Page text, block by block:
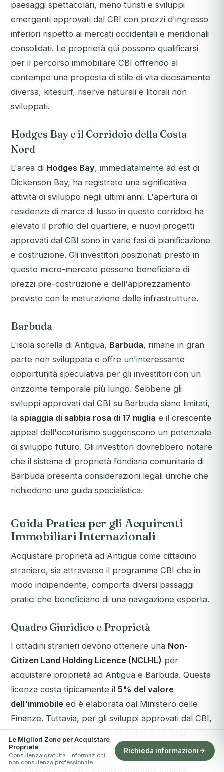
paesaggi spettacolari, meno turisti e sviluppi
emergenti approvati dal CBI con prezzi d'ingresso
inferiori rispetto ai mercati occidentali e meridionali
consolidati. Le proprietà qui possono qualificarsi
per il percorso immobiliare CBI offrendo al
contempo una proposta di stile di vita decisamente
diversa, kitesurf, riserve naturali e litorali non
sviluppati.
Hodges Bay e il Corridoio della Costa
Nord
L'area di Hodges Bay, immediatamente ad est di
Dickenson Bay, ha registrato una significativa
attività di sviluppo negli ultimi anni. L'apertura di
residenze di marca di lusso in questo corridoio ha
elevato il profilo del quartiere, e nuovi progetti
approvati dal CBI sono in varie fasi di pianificazione
e costruzione. Gli investitori posizionati presto in
questo micro-mercato possono beneficiare di
prezzi pre-costruzione e dell'apprezzamento
previsto con la maturazione delle infrastrutture.
Barbuda
L'isola sorella di Antigua, Barbuda, rimane in gran
parte non sviluppata e offre un'interessante
opportunità speculativa per gli investitori con un
orizzonte temporale più lungo. Sebbene gli
sviluppi approvati dal CBI su Barbuda siano limitati,
la spiaggia di sabbia rosa di 17 miglia e il crescente
appeal dell'ecoturismo suggeriscono un potenziale
di sviluppo futuro. Gli investitori dovrebbero notare
che il sistema di proprietà fondiaria comunitaria di
Barbuda presenta considerazioni legali uniche che
richiedono una guida specialistica.
Guida Pratica per gli Acquirenti
Immobiliari Internazionali
Acquistare proprietà ad Antigua come cittadino
straniero, sia attraverso il programma CBI che in
modo indipendente, comporta diversi passaggi
pratici che beneficiano di una navigazione esperta.
Quadro Giuridico e Proprietà
I cittadini stranieri devono ottenere una Non-
Citizen Land Holding Licence (NCLHL) per
acquistare proprietà ad Antigua e Barbuda. Questa
licenza costa tipicamente il 5% del valore
dell'immobile ed è elaborata dal Ministero delle
Finanze. Tuttavia, per gli sviluppi approvati dal CBI,
questo requisito è spesso semplificato o rinunciato
nell'ambito del processo facilitato del programma.
Le Migliori Zone per Acquistare
Proprietà
Consulenza gratuita · informazioni,
non consulenza professionale
Richieda informazioni